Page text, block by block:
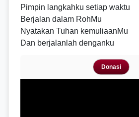
Pimpin langkahku setiap waktu
Berjalan dalam RohMu
Nyatakan Tuhan kemuliaanMu
Dan berjalanlah denganku
Donasi